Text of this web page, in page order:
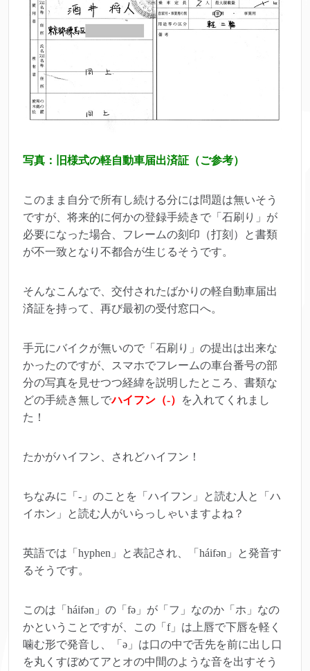
写真：旧様式の軽自動車届出済証（ご参考）
このまま自分で所有し続ける分には問題は無いそう
ですが、将来的に何かの登録手続きで「石刷り」が
必要になった場合、フレームの刻印（打刻）と書類
が不一致となり不都合が生じるそうです。
そんなこんなで、交付されたばかりの軽自動車届出
済証を持って、再び最初の受付窓口へ。
手元にバイクが無いので「石刷り」の提出は出来な
かったのですが、スマホでフレームの車台番号の部
分の写真を見せつつ経緯を説明したところ、書類な
どの手続き無しでハイフン（‐）
を入れてくれまし
た！
たかがハイフン、されどハイフン！
ちなみに「‐」のことを「ハイフン」と読む人と「ハ
イホン」と読む人がいらっしゃいますよね？
英語では「hyphen」と表記され、「háifən」と発音す
るそうです。
このは「háifən」の「fə」が「フ」なのか「ホ」なの
かということですが、この「f」は上唇で下唇を軽く
噛む形で発音し、「ə」は口の中で舌先を前に出し口
を丸くすぼめてアとオの中間のような音を出すそう